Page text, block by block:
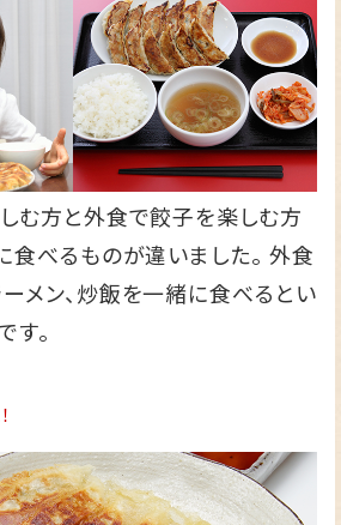
む方と外食で餃子を楽しむ方
食べるものが違いました。 外食
メン、炒飯を一緒に食べるとい
す。